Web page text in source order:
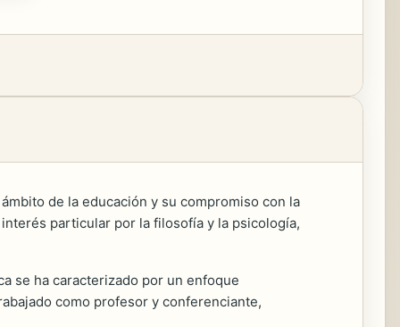
de la educación y su compromiso con la
particular por la filosofía y la psicología,
se ha caracterizado por un enfoque
como profesor y conferenciante,